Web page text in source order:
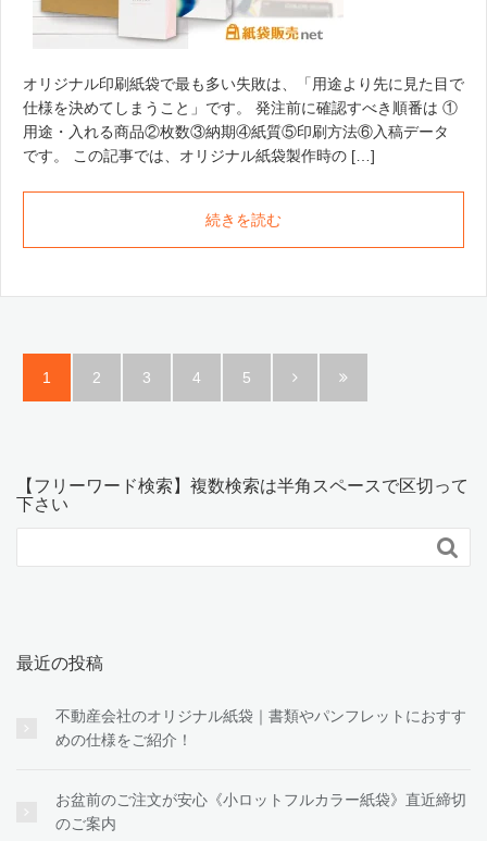
オリジナル印刷紙袋で最も多い失敗は、「用途より先に見た目で
仕様を決めてしまうこと」です。 発注前に確認すべき順番は ①
用途・入れる商品②枚数③納期④紙質⑤印刷方法⑥入稿データ
です。 この記事では、オリジナル紙袋製作時の […]
続きを読む
1 2 3 4 5
【フリーワード検索】複数検索は半角スペースで区切って
下さい

最近の投稿
不動産会社のオリジナル紙袋｜書類やパンフレットにおすす
めの仕様をご紹介！
お盆前のご注文が安心《小ロットフルカラー紙袋》直近締切
のご案内